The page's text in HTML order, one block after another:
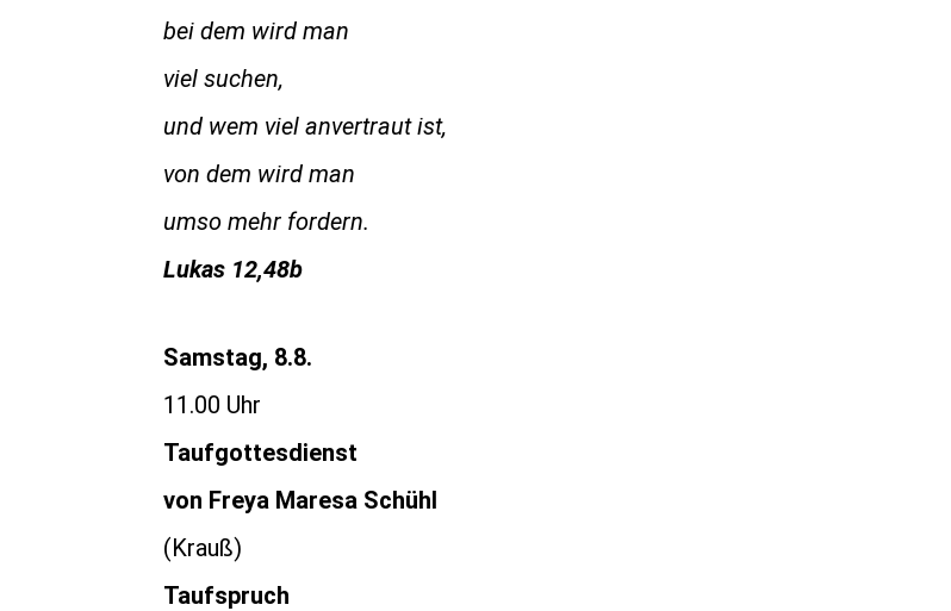
bei dem wird man
viel suchen,
und wem viel anvertraut ist,
von dem wird man
umso mehr fordern.
Lukas 12,48b
Samstag, 8.8.
11.00 Uhr
Taufgottesdienst
von Freya Maresa Schühl
(Krauß)
Taufspruch